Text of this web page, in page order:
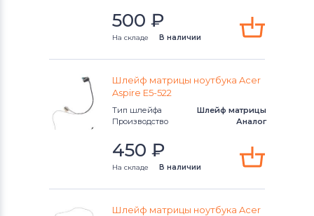
500 ₽
На складе В наличии
Шлейф матрицы ноутбука Acer
Aspire E5-522
Тип шлейфа
Шлейф матрицы
Производство
Аналог
450 ₽
На складе В наличии
Шлейф матрицы ноутбука Acer